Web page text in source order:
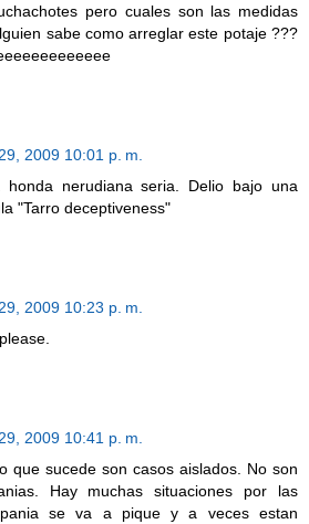
pero cuales son las medidas
sabe como arreglar este potaje ???
2009 10:01 p. m.
honda nerudiana seria. Delio bajo una
"Tarro deceptiveness"
2009 10:23 p. m.
2009 10:41 p. m.
que sucede son casos aislados. No son
Hay muchas situaciones por las
se va a pique y a veces estan